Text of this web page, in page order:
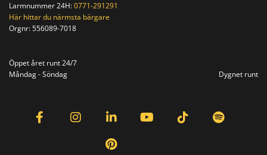
Larmnummer 24H:0771-291291
Här hittar du närmsta bärgare
Orgnr:556089-7018
Öppet året runt 24/7
Måndag - Söndag
Dygnet runt